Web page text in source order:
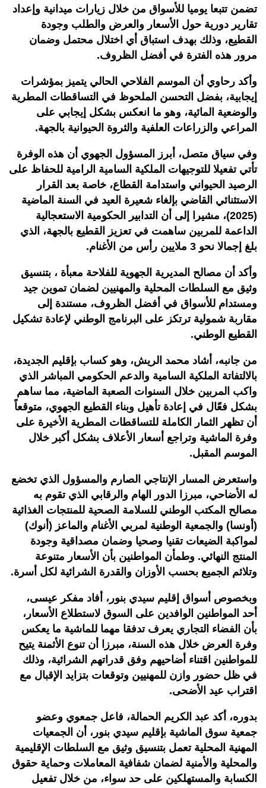
تضمن تتبعا يوميا للأسواق من خلال زيارات ميدانية وإعداد
تقارير دورية حول الأسعار والعرض والطلب وجودة
القطيع، وذلك بهدف استباق أي اختلال محتمل وضمان
مرور هذه الفترة في أفضل الظروف.
وأكد رحاوي أن الموسم الفلاحي الحالي يتميز بمؤشرات
إيجابية، بفضل التحسن الملحوظ في التساقطات المطرية
والوضعية المائية، وهو ما انعكس بشكل إيجابي على
المراعي والزراعات العلفية والثروة الحيوانية بالجهة.
وفي سياق متصل، أبرز المسؤول الجهوي أن هذه الوفرة
تأتي تفعيلا للتوجيهات الملكية السامية الرامية للحفاظ على
الرصيد الحيواني واستدامة القطاع، خاصة بعد القرار
الاستثنائي القاضي بإلغاء شعيرة العيد في السنة الماضية
(2025)، مشيرا إلى أن التدابير الحكومية الاستعجالية
الداعمة للمربين ساهمت في تعزيز القطيع بالجهة، الذي
بلغ إجمالا نحو 3 ملايين رأس من الأغنام.
وأكد أن مصالح المديرية الجهوية للفلاحة معبأة ، بتنسيق
وثيق مع السلطات المحلية والمهنيين لضمان تموين جيد
ومستدام للأسواق في أفضل الظروف، مستندة إلى
مقاربة شمولية ترتكز على البرنامج الوطني لإعادة تشكيل
القطيع الوطني.
من جانبه، أشاد محمد الريش، وهو كساب بإقليم الجديدة،
بالالتفاتة الملكية السامية والدعم الحكومي المباشر الذي
واكب المربين خلال السنوات الصعبة الماضية، مما ساهم
بشكل فعّال في إعادة تأهيل وبناء القطيع الجهوي، متوقعاً
أن تظهر الثمار الكاملة للتساقطات المطرية الأخيرة على
وفرة الماشية وتراجع أسعار الأعلاف بشكل أكبر خلال
الموسم المقبل.
واستعرض المسار الإنتاجي الصارم والمسؤول الذي تخضع
له الأضاحي، مبرزا الدور الهام والرقابي الذي تقوم به
مصالح المكتب الوطني للسلامة الصحية للمنتجات الغذائية
(أونسا) والجمعية الوطنية لمربي الأغنام والماعز (أنوك)
لمواكبة الضيعات تقنيا وصحيا وضمان مصداقية وجودة
المنتج النهائي. وطمأن المواطنين بأن الأسعار متنوعة
وتلائم الجميع بحسب الأوزان والقدرة الشرائية لكل أسرة.
وبخصوص أسواق إقليم سيدي بنور، أفاد مفكر عيسى،
أحد المواطنين الوافدين على السوق لاستطلاع الأسعار،
بأن الفضاء التجاري يعرف تدفقا مهما للماشية ما يعكس
وفرة العرض خلال هذه السنة، مبرزا أن تنوع الأثمنة يتيح
للمواطنين اقتناء أضاحيهم وفق قدراتهم الشرائية، وذلك
في ظل حضور وازن للمهنيين وتوقعات بتزايد الإقبال مع
اقتراب عيد الأضحى.
بدوره، أكد عبد الكريم الحمالة، فاعل جمعوي وعضو
جمعية سوق الماشية بإقليم سيدي بنور، أن الجمعيات
المهنية المحلية تعمل بتنسيق وثيق مع السلطات الإقليمية
والمحلية والأمنية لضمان شفافية المعاملات وحماية حقوق
الكسابة والمستهلكين على حد سواء، من خلال تفعيل